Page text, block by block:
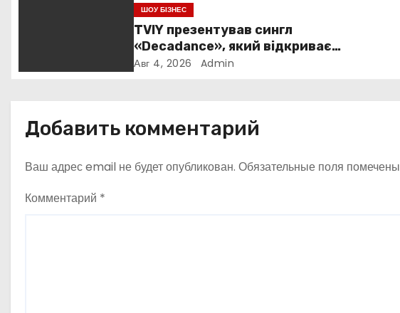
з
п
и
с
ШОУ БІЗНЕС
TVIY презентував сингл
«Decadance», який відкриває
нову сторінку українського
Авг 4, 2026 Admin
Добавить комментарий
Ваш адрес email не будет опубликован. Обязательные поля помечены
Комментарий *